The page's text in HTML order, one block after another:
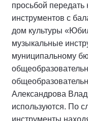
просьбой
инструментов с
дом культуры
музыкальные
муниципальному
Александрова
используются. По
инструменты